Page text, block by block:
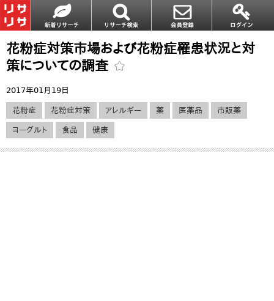
花粉症対策市場および花粉症罹患状況と対
策についての調査
2017年01月19日
花粉症 花粉症対策 アレルギー 薬 医薬品 市販薬
ヨーグルト 食品 健康